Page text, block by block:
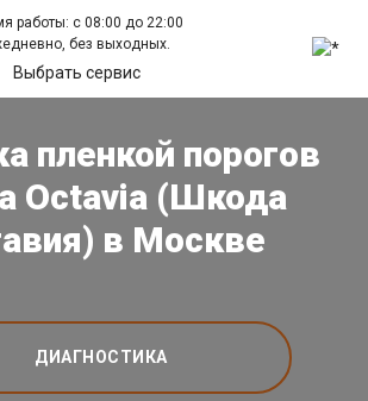
работы: с 08:00 до 22:00
без выходных.
Выбрать сервис
пленкой порогов
Octavia (Шкода
в Москве
ДИАГНОСТИКА